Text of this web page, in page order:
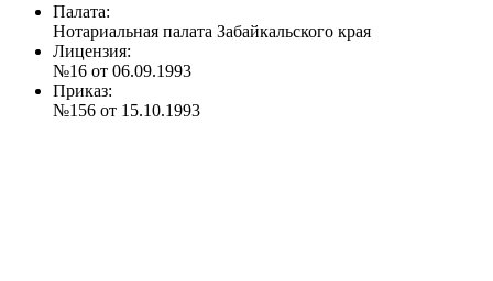
Палата:
Нотариальная палата Забайкальского края
Лицензия:
№16 от 06.09.1993
Приказ:
№156 от 15.10.1993